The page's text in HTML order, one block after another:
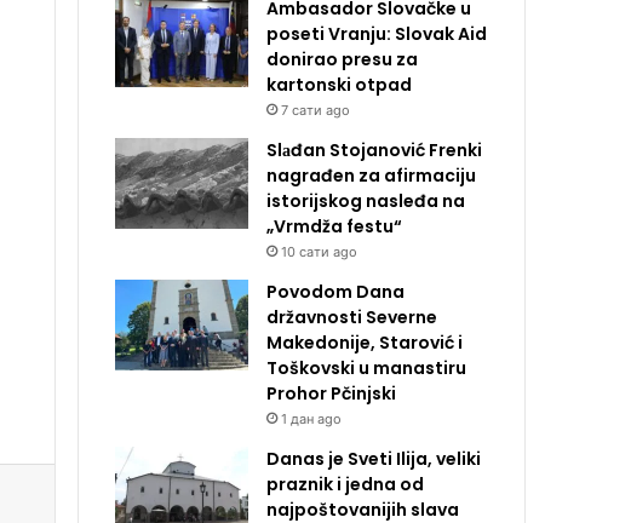
Ambasador Slovačke u
poseti Vranju: Slovak Aid
donirao presu za
kartonski otpad
7 сати ago
Slаđan Stojanović Frenki
nagrađen za afirmaciju
istorijskog nasleđa na
„Vrmdža festu“
10 сати ago
Povodom Dana
državnosti Severne
Makedonije, Starović i
Toškovski u manastiru
Prohor Pčinjski
1 дан ago
Danas je Sveti Ilija, veliki
praznik i jedna od
najpoštovanijih slava